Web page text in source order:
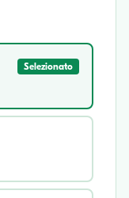
Selezionato